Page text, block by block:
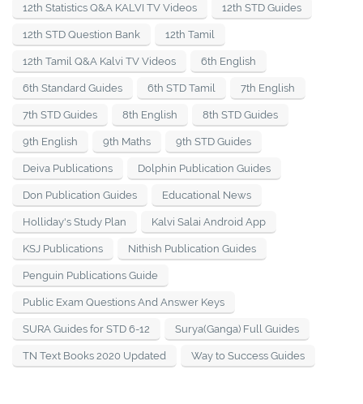
12th Statistics Q&A KALVI TV Videos 12th STD Guides
12th STD Question Bank 12th Tamil
12th Tamil Q&A Kalvi TV Videos 6th English
6th Standard Guides 6th STD Tamil 7th English
7th STD Guides 8th English 8th STD Guides
9th English 9th Maths 9th STD Guides
Deiva Publications Dolphin Publication Guides
Don Publication Guides Educational News
Holliday's Study Plan Kalvi Salai Android App
KSJ Publications Nithish Publication Guides
Penguin Publications Guide
Public Exam Questions And Answer Keys
SURA Guides for STD 6-12 Surya(Ganga) Full Guides
TN Text Books 2020 Updated Way to Success Guides